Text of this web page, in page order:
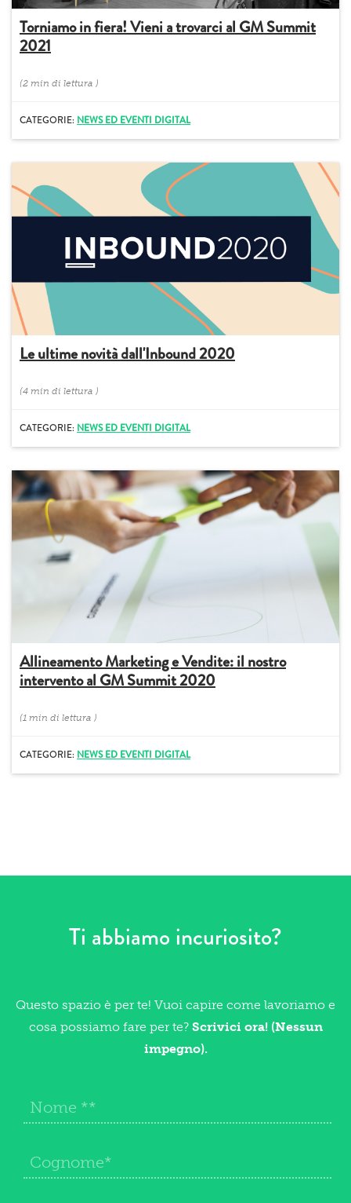
Torniamo in fiera! Vieni a trovarci al GM Summit
2021
(2 min di lettura )
CATEGORIE: NEWS ED EVENTI DIGITAL
Le ultime novità dall'Inbound 2020
(4 min di lettura )
CATEGORIE: NEWS ED EVENTI DIGITAL
Allineamento Marketing e Vendite: il nostro
intervento al GM Summit 2020
(1 min di lettura )
CATEGORIE: NEWS ED EVENTI DIGITAL
Ti abbiamo incuriosito?
Questo spazio è per te! Vuoi capire come lavoriamo e
cosa possiamo fare per te? Scrivici ora! (Nessun
impegno).